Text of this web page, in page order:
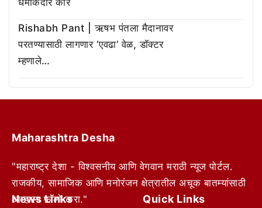
धमाकेदार कार
Rishabh Pant | ऋषभ पंतला मैदानावर
परतण्यासाठी लागणार ‘एवढा’ वेळ, डॉक्टर
म्हणाले…
Maharashtra Desha
"महाराष्ट्र देशा - विश्वसनीय आणि वेगवान मराठी न्यूज पोर्टल.
राजकीय, सामाजिक आणि मनोरंजन क्षेत्रातील अचूक बातम्यांसाठी
आम्हाला फॉलो करा."
News Links Quick Links